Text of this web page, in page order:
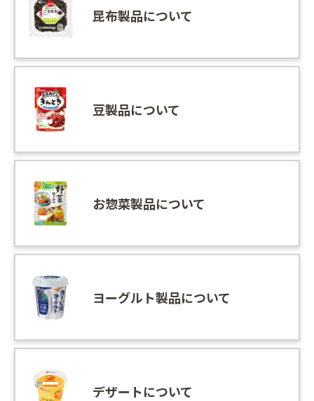
昆布製品について
豆製品について
お惣菜製品について
ヨーグルト製品について
デザートについて